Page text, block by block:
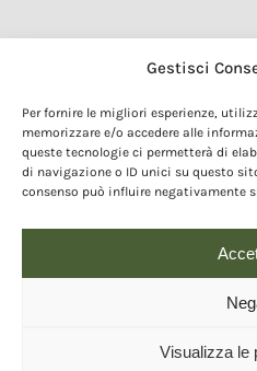
Gestisci
Per fornire le migliori esperienze,
memorizzare e/o accedere alle
queste tecnologie ci permetterà di
di navigazione o ID unici su questo
consenso può influire negativamente
Visualizza le
Glossario DOP IGP
Marchi DOP IGP
Normativa prodotti DOP IGP
Consorzi di Tutela
Farm To Fork e prodotti DOP IGP